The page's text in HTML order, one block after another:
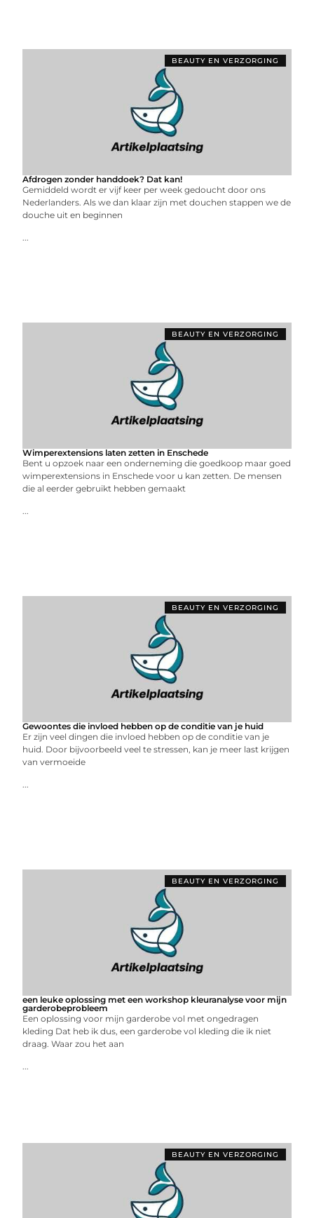
BEAUTY EN VERZORGING
Afdrogen zonder handdoek? Dat kan!
Gemiddeld wordt er vijf keer per week gedoucht door ons
Nederlanders. Als we dan klaar zijn met douchen stappen we de
douche uit en beginnen
...
BEAUTY EN VERZORGING
Wimperextensions laten zetten in Enschede
Bent u opzoek naar een onderneming die goedkoop maar goed
wimperextensions in Enschede voor u kan zetten. De mensen
die al eerder gebruikt hebben gemaakt
...
BEAUTY EN VERZORGING
Gewoontes die invloed hebben op de conditie van je huid
Er zijn veel dingen die invloed hebben op de conditie van je
huid. Door bijvoorbeeld veel te stressen, kan je meer last krijgen
van vermoeide
...
BEAUTY EN VERZORGING
een leuke oplossing met een workshop kleuranalyse voor mijn
garderobeprobleem
Een oplossing voor mijn garderobe vol met ongedragen
kleding Dat heb ik dus, een garderobe vol kleding die ik niet
draag. Waar zou het aan
...
BEAUTY EN VERZORGING